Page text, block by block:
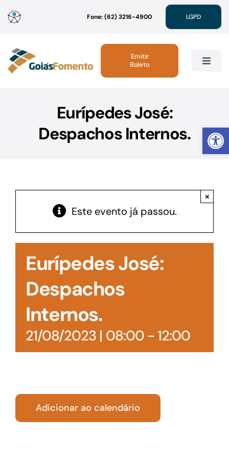
Abrir
para
conteúdo
Fone: (62) 3216-4900 LGPD
Toggle
Linhas de Crédito
Acesso à Informação
Emitir
Boleto
Eurípedes José:
Despachos Internos.
Este evento já passou.
×
Eurípedes José:
Despachos
Internos.
21/08/2023 | 08:00- 12:00
Adicionar ao calendário